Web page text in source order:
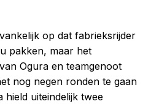
op dat fabrieksrijder
pakken, maar het
Ogura en teamgenoot
nog negen ronden te gaan
hield uiteindelijk twee